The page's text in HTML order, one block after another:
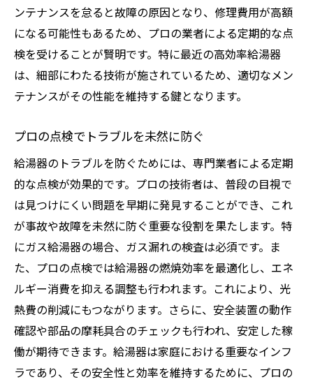
ンテナンスを怠ると故障の原因となり、修理費用が高額
になる可能性もあるため、プロの業者による定期的な点
検を受けることが賢明です。特に最近の高効率給湯器
は、細部にわたる技術が施されているため、適切なメン
テナンスがその性能を維持する鍵となります。
プロの点検でトラブルを未然に防ぐ
給湯器のトラブルを防ぐためには、専門業者による定期
的な点検が効果的です。プロの技術者は、普段の目視で
は見つけにくい問題を早期に発見することができ、これ
が事故や故障を未然に防ぐ重要な役割を果たします。特
にガス給湯器の場合、ガス漏れの検査は必須です。ま
た、プロの点検では給湯器の燃焼効率を最適化し、エネ
ルギー消費を抑える調整も行われます。これにより、光
熱費の削減にもつながります。さらに、安全装置の動作
確認や部品の摩耗具合のチェックも行われ、安定した稼
働が期待できます。給湯器は家庭における重要なインフ
ラであり、その安全性と効率を維持するために、プロの